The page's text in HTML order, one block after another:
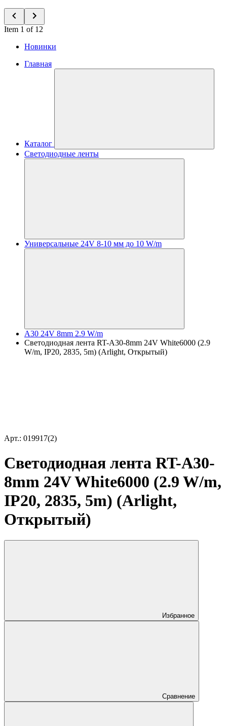
Item 1 of 12
Новинки
Главная
Каталог
Светодиодные ленты
Универсальные 24V 8-10 мм до 10 W/m
A30 24V 8mm 2.9 W/m
Светодиодная лента RT-A30-8mm 24V White6000 (2.9
W/m, IP20, 2835, 5m) (Arlight, Открытый)
Арт.: 019917(2)
Светодиодная лента RT-A30-
8mm 24V White6000 (2.9 W/m,
IP20, 2835, 5m) (Arlight,
Открытый)
Избранное
Сравнение